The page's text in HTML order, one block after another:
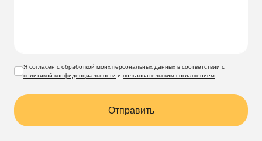
Я согласен с обработкой моих персональных данных в соответствии с
политикой конфиденциальности и пользовательским соглашением
Отправить